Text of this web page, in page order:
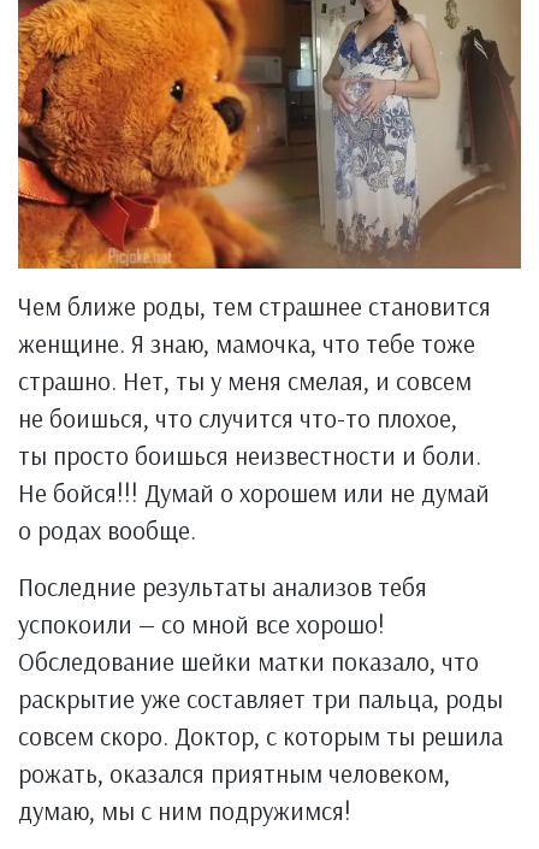
Чем ближе роды, тем страшнее становится
женщине. Я знаю, мамочка, что тебе тоже
страшно. Нет, ты у меня смелая, и совсем
не боишься, что случится что-то плохое,
ты просто боишься неизвестности и боли.
Не бойся!!! Думай о хорошем или не думай
о родах вообще.
Последние результаты анализов тебя
успокоили — со мной все хорошо!
Обследование шейки матки показало, что
раскрытие уже составляет три пальца, роды
совсем скоро. Доктор, с которым ты решила
рожать, оказался приятным человеком,
думаю, мы с ним подружимся!